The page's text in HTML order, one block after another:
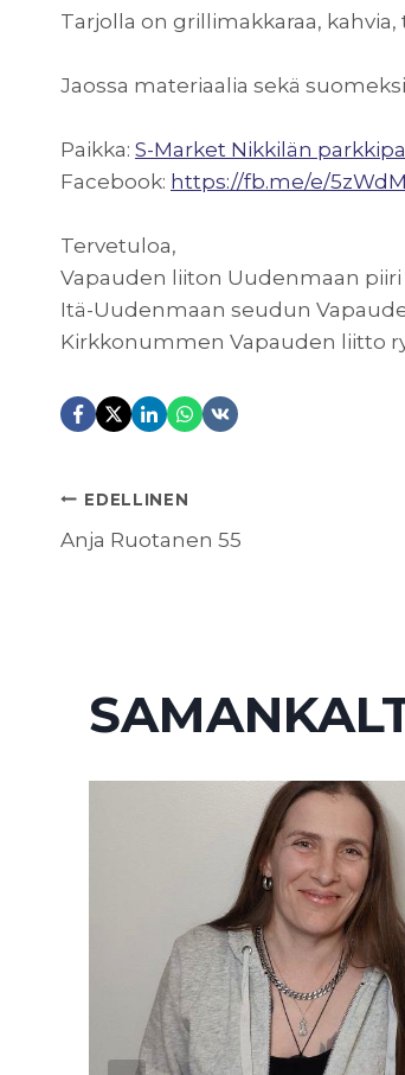
Tarjolla on grillimakkaraa,
Jaossa materiaalia sekä
Paikka: S-Market Nikkilän
Facebook: https://fb.me/e/
Tervetuloa,
Vapauden liiton Uudenmaan piiri
Itä-Uudenmaan seudun
Kirkkonummen Vapauden liitto
ARTIKKELIEN
EDELLINEN
Anja Ruotanen 55